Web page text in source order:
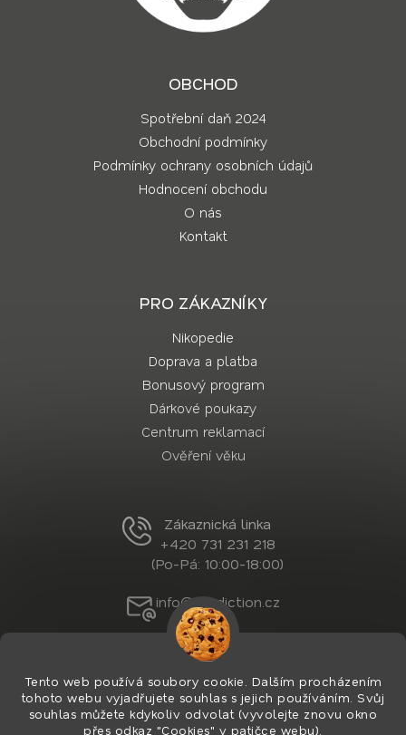
Tento web používá soubory cookie. Dalším procházením
tohoto webu vyjadřujete souhlas s jejich používáním. Svůj
souhlas můžete kdykoliv odvolat (vyvolejte znovu okno
přes odkaz "Cookies" v patičce webu).
OBCHOD
Spotřební daň 2024
Obchodní podmínky
Podmínky ochrany osobních údajů
Hodnocení obchodu
O nás
Kontakt
PRO ZÁKAZNÍKY
Nikopedie
Doprava a platba
Bonusový program
Dárkové poukazy
Centrum reklamací
Ověření věku
Zákaznická linka
+420 731 231 218
(Po-Pá: 10:00-18:00)
info@nordiction.cz